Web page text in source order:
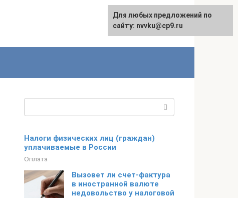
English
Налоги физических лиц (граждан)
уплачиваемые в России
Оплата
Вызовет ли счет-фактура
в иностранной валюте
недовольство у налоговой
Для любых предложений по
сайту: nvvku@cp9.ru